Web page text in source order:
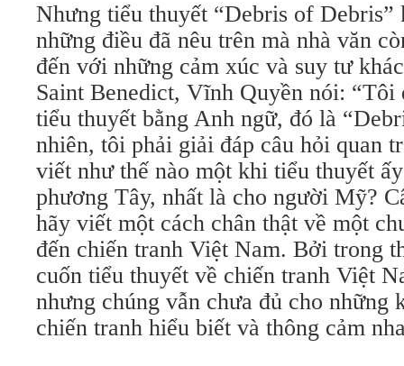
Nhưng tiểu thuyết “Debris of Debris”
những điều đã nêu trên mà nhà văn
đến với những cảm xúc và suy tư
Saint Benedict, Vĩnh Quyền nói:
tiểu thuyết bằng Anh ngữ, đó là
nhiên, tôi phải giải đáp câu hỏi quan
viết như thế nào một khi tiểu thuyết
phương Tây, nhất là cho người Mỹ?
hãy viết một cách chân thật về một
đến chiến tranh Việt Nam. Bởi trong
cuốn tiểu thuyết về chiến tranh Việt
nhưng chúng vẫn chưa đủ cho những
chiến tranh hiểu biết và thông cảm